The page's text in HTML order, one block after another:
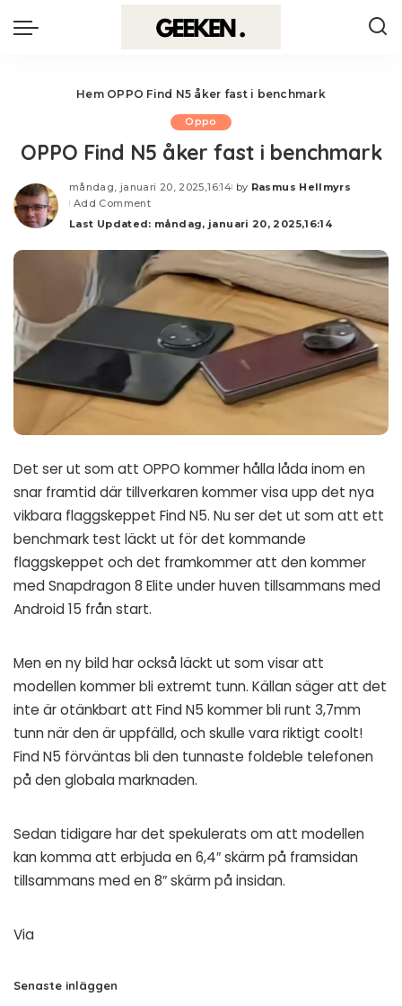
Hem OPPO Find N5 åker fast i benchmark
Oppo
OPPO Find N5 åker fast i benchmark
måndag, januari 20, 2025,16:14
Posted
by Rasmus Hellmyrs
Add Comment
Last Updated: måndag, januari 20, 2025,16:14
Det ser ut som att OPPO kommer hålla låda inom en
snar framtid där tillverkaren kommer visa upp det nya
vikbara flaggskeppet Find N5. Nu ser det ut som att ett
benchmark test läckt ut för det kommande
flaggskeppet och det framkommer att den kommer
med Snapdragon 8 Elite under huven tillsammans med
Android 15 från start.
Men en ny bild har också läckt ut som visar att
modellen kommer bli extremt tunn. Källan säger att det
inte är otänkbart att Find N5 kommer bli runt 3,7mm
tunn när den är uppfälld, och skulle vara riktigt coolt!
Find N5 förväntas bli den tunnaste foldeble telefonen
på den globala marknaden.
Sedan tidigare har det spekulerats om att modellen
kan komma att erbjuda en 6,4″ skärm på framsidan
tillsammans med en 8″ skärm på insidan.
Via
Senaste inläggen